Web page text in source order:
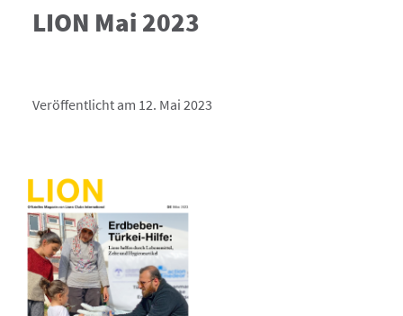
LION Mai 2023
Veröffentlicht am 12. Mai 2023